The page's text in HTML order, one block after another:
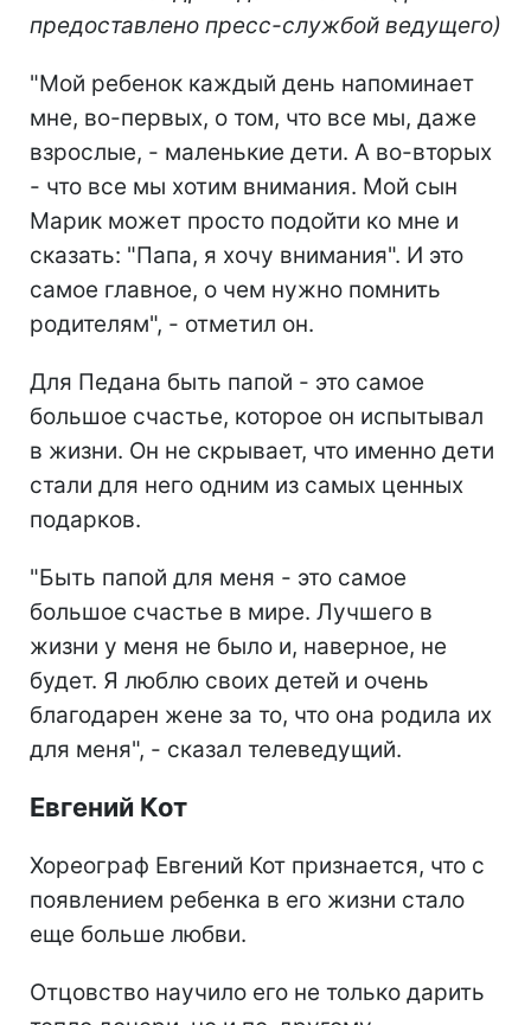
предоставлено пресс-службой ведущего)
"Мой ребенок каждый день напоминает
мне, во-первых, о том, что все мы, даже
взрослые, - маленькие дети. А во-вторых
- что все мы хотим внимания. Мой сын
Марик может просто подойти ко мне и
сказать: "Папа, я хочу внимания". И это
самое главное, о чем нужно помнить
родителям", - отметил он.
Для Педана быть папой - это самое
большое счастье, которое он испытывал
в жизни. Он не скрывает, что именно дети
стали для него одним из самых ценных
подарков.
"Быть папой для меня - это самое
большое счастье в мире. Лучшего в
жизни у меня не было и, наверное, не
будет. Я люблю своих детей и очень
благодарен жене за то, что она родила их
для меня", - сказал телеведущий.
Евгений Кот
Хореограф Евгений Кот признается, что с
появлением ребенка в его жизни стало
еще больше любви.
Отцовство научило его не только дарить